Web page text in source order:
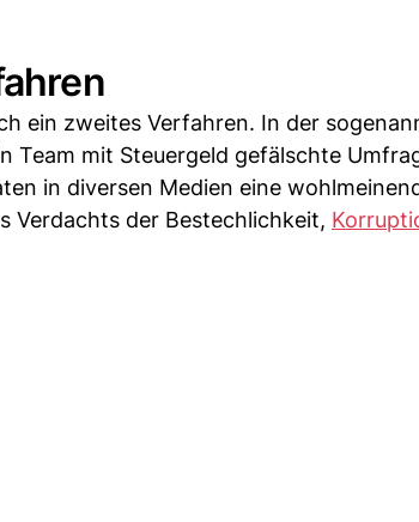
ein zweites Verfahren. In der
Team mit Steuergeld gefälschte
in diversen Medien eine
Verdachts der Bestechlichkeit,